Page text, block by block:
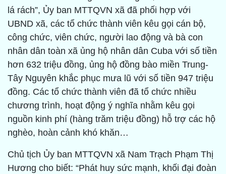
lá rách”, Ủy ban MTTQVN xã đã phối hợp với
UBND xã, các tổ chức thành viên kêu gọi cán bộ,
công chức, viên chức, người lao động và bà con
nhân dân toàn xã ủng hộ nhân dân Cuba với số tiền
hơn 632 triệu đồng, ủng hộ đồng bào miền Trung-
Tây Nguyên khắc phục mưa lũ với số tiền 947 triệu
đồng. Các tổ chức thành viên đã tổ chức nhiều
chương trình, hoạt động ý nghĩa nhằm kêu gọi
nguồn kinh phí (hàng trăm triệu đồng) hỗ trợ các hộ
nghèo, hoàn cảnh khó khăn…
Chủ tịch Ủy ban MTTQVN xã Nam Trạch Phạm Thị
Hương cho biết: “Phát huy sức mạnh, khối đại đoàn